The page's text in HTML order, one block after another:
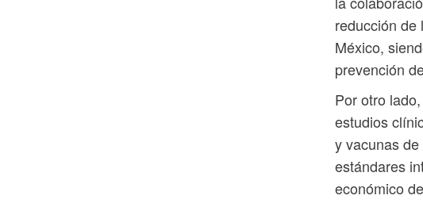
reducción de
México,
prevención
Por otro
estudios
y vacunas
estándares
económico